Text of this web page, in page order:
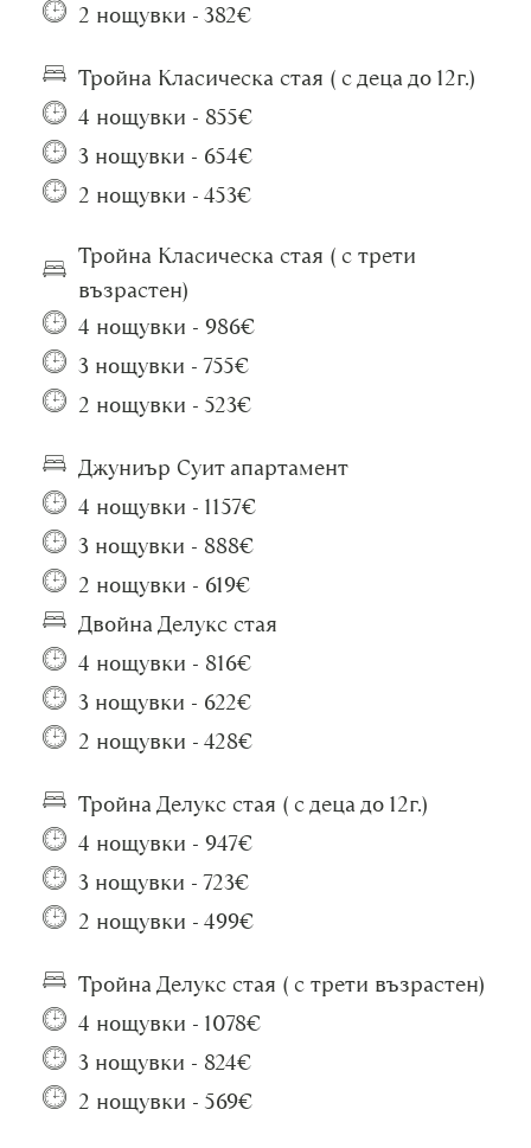
2 нощувки - 382€
Тройна Класическа стая ( с деца до 12г.)
4 нощувки - 855€
3 нощувки - 654€
2 нощувки - 453€
Тройна Класическа стая ( с трети
възрастен)
4 нощувки - 986€
3 нощувки - 755€
2 нощувки - 523€
Джуниър Суит апартамент
4 нощувки - 1157€
3 нощувки - 888€
2 нощувки - 619€
Двойна Делукс стая
4 нощувки - 816€
3 нощувки - 622€
2 нощувки - 428€
Тройна Делукс стая ( с деца до 12г.)
4 нощувки - 947€
3 нощувки - 723€
2 нощувки - 499€
Тройна Делукс стая ( с трети възрастен)
4 нощувки - 1078€
3 нощувки - 824€
2 нощувки - 569€